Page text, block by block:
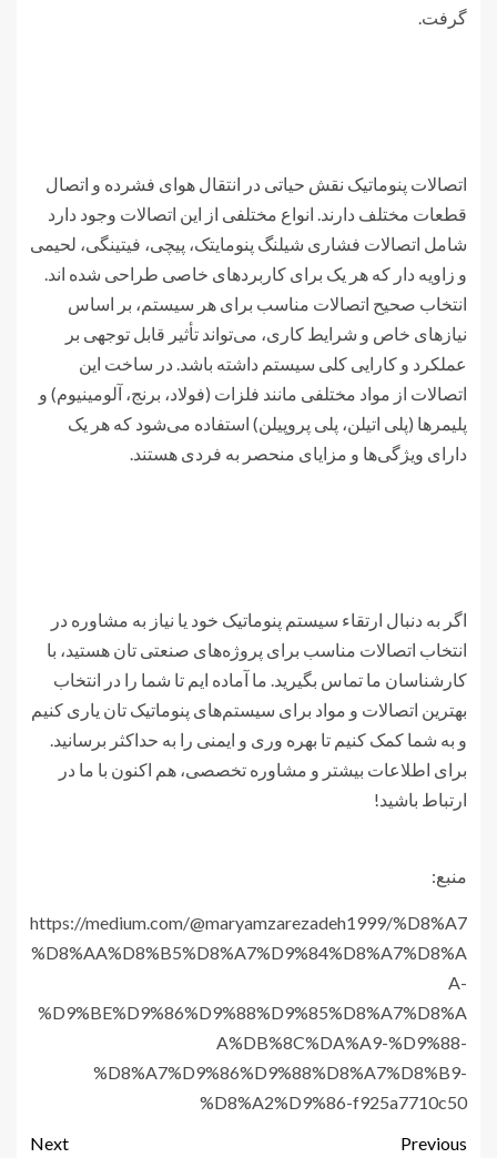
گرفت.
اتصالات پنوماتیک نقش حیاتی در انتقال هوای فشرده و اتصال
قطعات مختلف دارند. انواع مختلفی از این اتصالات وجود دارد
شامل اتصالات فشاری شیلنگ پنومایتک، پیچی، فیتینگی، لحیمی
و زاویه دار که هر یک برای کاربردهای خاصی طراحی شده اند.
انتخاب صحیح اتصالات مناسب برای هر سیستم، بر اساس
نیازهای خاص و شرایط کاری، می‌تواند تأثیر قابل توجهی بر
عملکرد و کارایی کلی سیستم داشته باشد. در ساخت این
اتصالات از مواد مختلفی مانند فلزات (فولاد، برنج، آلومینیوم) و
پلیمرها (پلی اتیلن، پلی پروپیلن) استفاده می‌شود که هر یک
دارای ویژگی‌ها و مزایای منحصر به فردی هستند.
اگر به دنبال ارتقاء سیستم پنوماتیک خود یا نیاز به مشاوره در
انتخاب اتصالات مناسب برای پروژه‌های صنعتی تان هستید، با
کارشناسان ما تماس بگیرید. ما آماده ایم تا شما را در انتخاب
بهترین اتصالات و مواد برای سیستم‌های پنوماتیک تان یاری کنیم
و به شما کمک کنیم تا بهره وری و ایمنی را به حداکثر برسانید.
برای اطلاعات بیشتر و مشاوره تخصصی، هم اکنون با ما در
ارتباط باشید!
منبع:
https://medium.com/@maryamzarezadeh1999/%D8%A7
%D8%AA%D8%B5%D8%A7%D9%84%D8%A7%D8%A
A-
%D9%BE%D9%86%D9%88%D9%85%D8%A7%D8%A
A%DB%8C%DA%A9-%D9%88-
%D8%A7%D9%86%D9%88%D8%A7%D8%B9-
%D8%A2%D9%86-f925a7710c50
Previous
Next